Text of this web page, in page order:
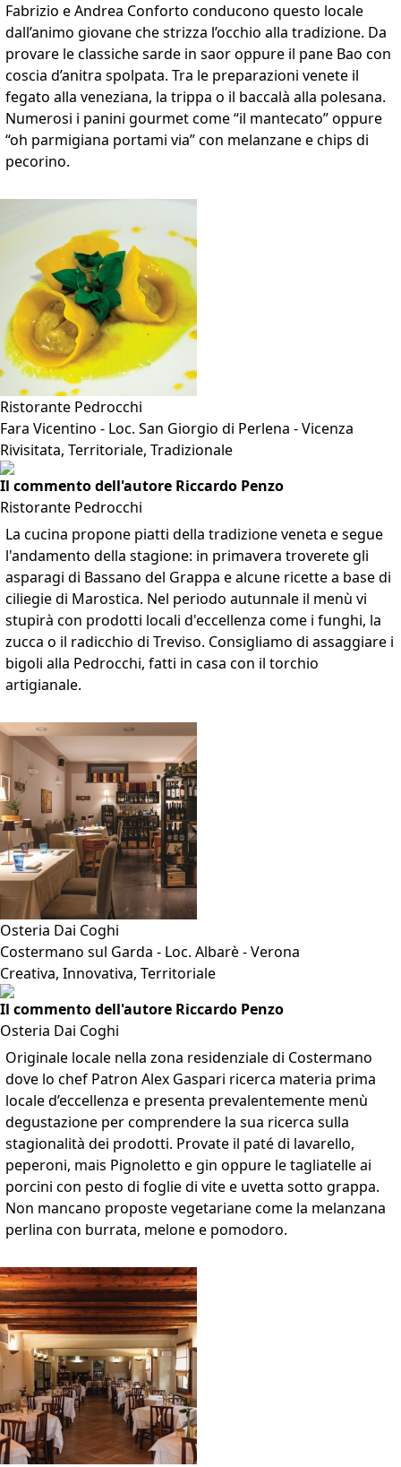
Fabrizio e Andrea Conforto conducono questo locale
dall’animo giovane che strizza l’occhio alla tradizione. Da
provare le classiche sarde in saor oppure il pane Bao con
coscia d’anitra spolpata. Tra le preparazioni venete il
fegato alla veneziana, la trippa o il baccalà alla polesana.
Numerosi i panini gourmet come “il mantecato” oppure
“oh parmigiana portami via” con melanzane e chips di
pecorino.
Ristorante Pedrocchi
Fara Vicentino - Loc. San Giorgio di Perlena - Vicenza
Rivisitata, Territoriale, Tradizionale
Il commento dell'autore Riccardo Penzo
Ristorante Pedrocchi
La cucina propone piatti della tradizione veneta e segue
l'andamento della stagione: in primavera troverete gli
asparagi di Bassano del Grappa e alcune ricette a base di
ciliegie di Marostica. Nel periodo autunnale il menù vi
stupirà con prodotti locali d'eccellenza come i funghi, la
zucca o il radicchio di Treviso. Consigliamo di assaggiare i
bigoli alla Pedrocchi, fatti in casa con il torchio
artigianale.
Osteria Dai Coghi
Costermano sul Garda - Loc. Albarè - Verona
Creativa, Innovativa, Territoriale
Il commento dell'autore Riccardo Penzo
Osteria Dai Coghi
Originale locale nella zona residenziale di Costermano
dove lo chef Patron Alex Gaspari ricerca materia prima
locale d’eccellenza e presenta prevalentemente menù
degustazione per comprendere la sua ricerca sulla
stagionalità dei prodotti. Provate il paté di lavarello,
peperoni, mais Pignoletto e gin oppure le tagliatelle ai
porcini con pesto di foglie di vite e uvetta sotto grappa.
Non mancano proposte vegetariane come la melanzana
perlina con burrata, melone e pomodoro.